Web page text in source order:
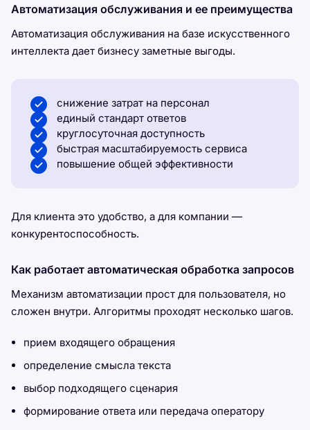
Автоматизация обслуживания и ее преимущества
Автоматизация обслуживания на базе искусственного
интеллекта дает бизнесу заметные выгоды.
снижение затрат на персонал
единый стандарт ответов
круглосуточная доступность
быстрая масштабируемость сервиса
повышение общей эффективности
Для клиента это удобство, а для компании —
конкурентоспособность.
Как работает автоматическая обработка запросов
Механизм автоматизации прост для пользователя, но
сложен внутри. Алгоритмы проходят несколько шагов.
прием входящего обращения
определение смысла текста
выбор подходящего сценария
формирование ответа или передача оператору